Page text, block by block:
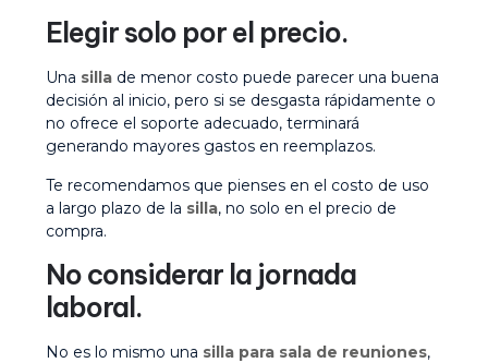
Elegir solo por el precio.
Una silla de menor costo puede parecer una buena
decisión al inicio, pero si se desgasta rápidamente o
no ofrece el soporte adecuado, terminará
generando mayores gastos en reemplazos.
Te recomendamos que pienses en el costo de uso
a largo plazo de la silla, no solo en el precio de
compra.
No considerar la jornada
laboral.
No es lo mismo una silla para sala de reuniones,